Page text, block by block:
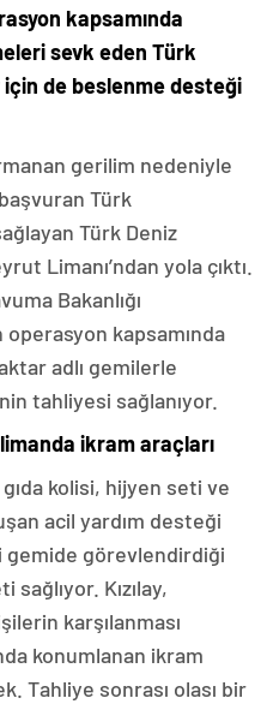
kapsamında
sevk eden Türk
için de beslenme desteği
gerilim nedeniyle
Türk
Türk Deniz
Limanı’ndan yola çıktı.
Bakanlığı
kapsamında
adlı gemilerle
tahliyesi sağlanıyor.
ikram araçları
kolisi, hijyen seti ve
acil yardım desteği
gemide görevlendirdiği
Kızılay,
karşılanması
konumlanan ikram
Tahliye sonrası olası bir